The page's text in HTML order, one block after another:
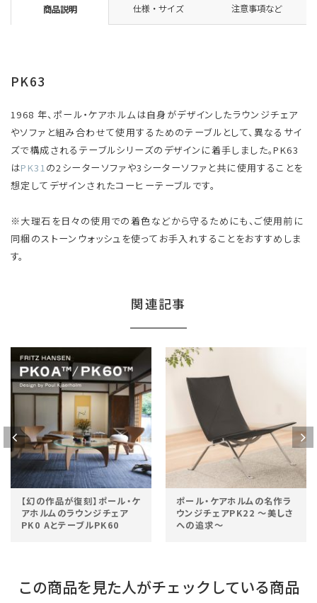
商品説明 仕様・サイズ 注意事項など
PK63
1968 年、ポール・ケアホルムは自身がデザインしたラウンジチェア
やソファと組み合わせて使用するためのテーブルとして、異なるサイ
ズで構成されるテーブルシリーズのデザインに着手しました。PK63
はPK31の2シーターソファや3シーターソファと共に使用することを
想定してデザインされたコーヒーテーブルです。
※大理石を日々の使用での着色などから守るためにも、ご使用前に
同梱のストーンウォッシュを使ってお手入れすることをおすすめしま
す。
関連記事
【幻の作品が復刻】ポール・ケ
アホルムのラウンジチェア
PK0 AとテーブルPK60
ポール・ケアホルムの名作ラ
ウンジチェアPK22 ～美しさ
への追求～
この商品を見た人がチェックしている商品